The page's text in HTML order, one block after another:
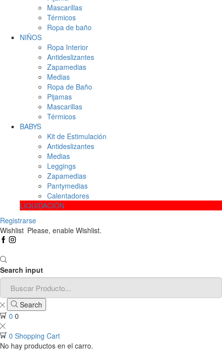
Mascarillas
Térmicos
Ropa de baño
NIÑOS
Ropa Interior
Antideslizantes
Zapamedias
Medias
Ropa de Baño
Pijamas
Mascarillas
Térmicos
BABYS
Kit de Estimulación
Antideslizantes
Medias
Leggings
Zapamedias
Pantymedias
Calentadores
LIQUIDACIÓN
Registrarse
Wishlist Please, enable Wishlist.
Search input
Search
0 0
0 Shopping Cart
No hay productos en el carro.